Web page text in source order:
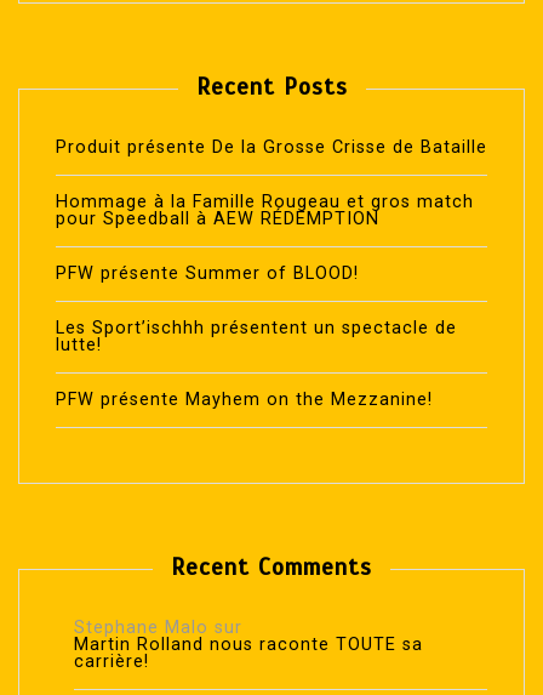
Recent Posts
Produit présente De la Grosse Crisse de Bataille
Hommage à la Famille Rougeau et gros match
pour Speedball à AEW RÉDEMPTION
PFW présente Summer of BLOOD!
Les Sport’ischhh présentent un spectacle de
lutte!
PFW présente Mayhem on the Mezzanine!
Recent Comments
Stephane Malo sur
Martin Rolland nous raconte TOUTE sa
carrière!